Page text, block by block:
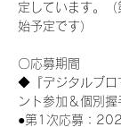
定しています。
始予定です）
〇応募期間
◆『デジタルブロ
ント参加＆個別
●第1次応募：